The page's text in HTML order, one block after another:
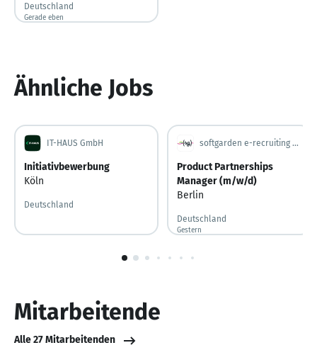
Deutschland
Gerade eben
Gerade veröffentlicht
Ähnliche Jobs
IT-HAUS GmbH
Initiativbewerbung
Köln
Deutschland
softgarden e-recruiting GmbH
Product Partnerships
Manager (m/w/d)
Berlin
Deutschland
Gestern
Gestern veröffentlicht
1
Mitarbeitende
Alle 27 Mitarbeitenden